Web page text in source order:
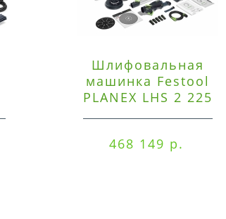
Шлифовальная
машинка Festool
PLANEX LHS 2 225
468 149 р.